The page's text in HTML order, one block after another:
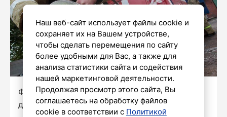
Фото: Александр Глуз / «Петербургский
дневник»
Наш веб-сайт использует файлы cookie и
сохраняет их на Вашем устройстве,
чтобы сделать перемещения по сайту
более удобными для Вас, а также для
анализа статистики сайта и содействия
нашей маркетинговой деятельности.
Продолжая просмотр этого сайта, Вы
соглашаетесь на обработку файлов
cookie в соответствии с Политикой